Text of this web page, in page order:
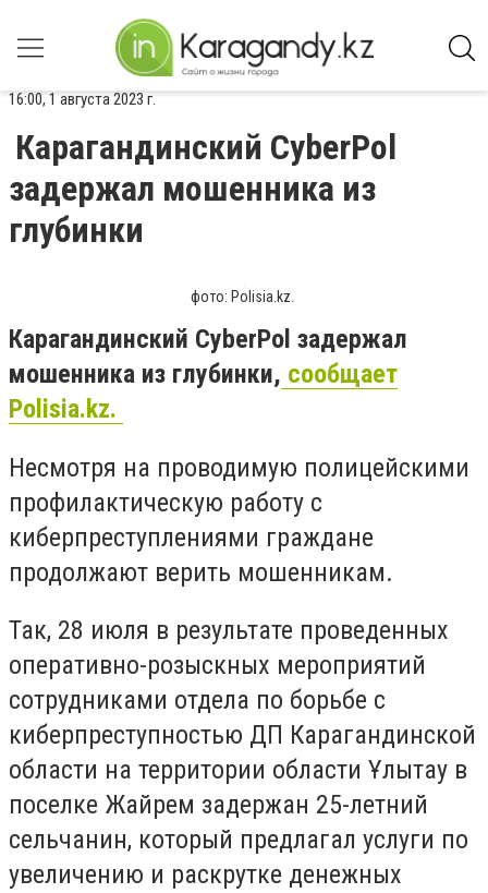
16:00, 1 августа 2023 г.
Карагандинский CyberPol
задержал мошенника из
глубинки
фото: Polisia.kz.
Карагандинский CyberPol задержал
мошенника из глубинки, сообщает
Polisia.kz.
Несмотря на проводимую полицейскими
профилактическую работу с
киберпреступлениями граждане
продолжают верить мошенникам.
Так, 28 июля в результате проведенных
оперативно-розыскных мероприятий
сотрудниками отдела по борьбе с
киберпреступностью ДП Карагандинской
области на территории области Ұлытау в
поселке Жайрем задержан 25-летний
сельчанин, который предлагал услуги по
увеличению и раскрутке денежных